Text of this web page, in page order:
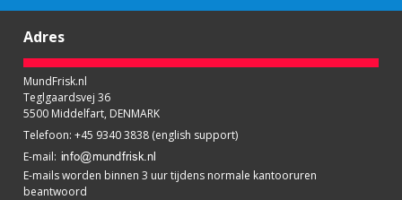
Adres
MundFrisk.nl
Teglgaardsvej 36
5500 Middelfart, DENMARK
Telefoon: +45 9340 3838 (english support)
E-mail:
E-mails worden binnen 3 uur tijdens normale kantooruren
beantwoord